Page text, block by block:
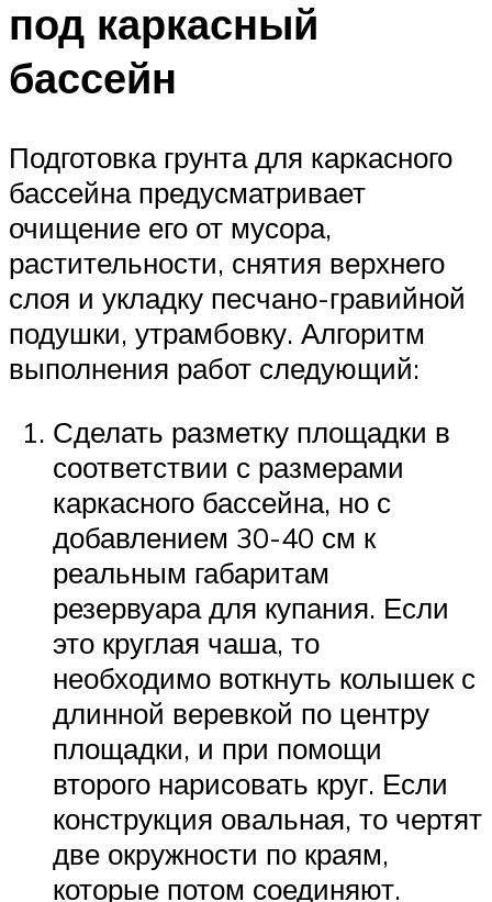
под каркасный
бассейн
Подготовка грунта для каркасного
бассейна предусматривает
очищение его от мусора,
растительности, снятия верхнего
слоя и укладку песчано-гравийной
подушки, утрамбовку. Алгоритм
выполнения работ следующий:
Сделать разметку площадки в
соответствии с размерами
каркасного бассейна, но с
добавлением 30-40 см к
реальным габаритам
резервуара для купания. Если
это круглая чаша, то
необходимо воткнуть колышек с
длинной веревкой по центру
площадки, и при помощи
второго нарисовать круг. Если
конструкция овальная, то чертят
две окружности по краям,
которые потом соединяют.